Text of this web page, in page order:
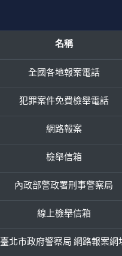
名稱
全國各地報案電話
犯罪案件免費檢舉電話
網路報案
檢舉信箱
內政部警政署刑事警察局
線上檢舉信箱
臺北市政府警察局 網路報案網